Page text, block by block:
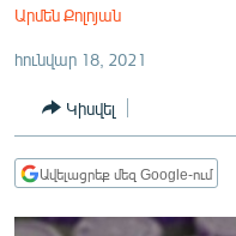
մենյուին
ԸՆՏՐՈՒԹՅՈՒՆՆԵՐ 2026
ԻՐԱՎՈՒՆՔ
ՀԱՍԱՐԱԿՈՒԹՅՈՒՆ
ՏՆՏԵՍՈՒԹՅՈՒՆ
Արմեն Քոլոյան
հունվար 18, 2021
Կիսվել
Ավելացրեք մեզ Google-ում